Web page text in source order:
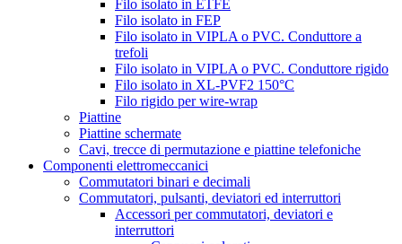
Filo isolato in ETFE
Filo isolato in FEP
Filo isolato in VIPLA o PVC. Conduttore a
trefoli
Filo isolato in VIPLA o PVC. Conduttore rigido
Filo isolato in XL-PVF2 150°C
Filo rigido per wire-wrap
Piattine
Piattine schermate
Cavi, trecce di permutazione e piattine telefoniche
Componenti elettromeccanici
Commutatori binari e decimali
Commutatori, pulsanti, deviatori ed interruttori
Accessori per commutatori, deviatori e
interruttori